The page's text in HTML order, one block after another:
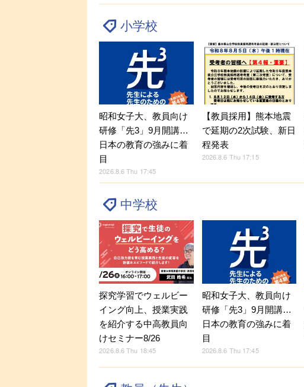
小学校
昭和女子大、教員向け
研修「先3」9月開講…
日本の教育の強みに着
目
2026.8.6 Thu 17:45
【教員採用】熊本地震
で延期の2次試験、新日
程発表
2026.8.6 Thu 17:15
中学校
探究学習でウェルビー
イング向上、授業実践
を紹介する中高教員向
けセミナー8/26
2026.8.6 Thu 18:45
昭和女子大、教員向け
研修「先3」9月開講…
日本の教育の強みに着
目
2026.8.6 Thu 17:45